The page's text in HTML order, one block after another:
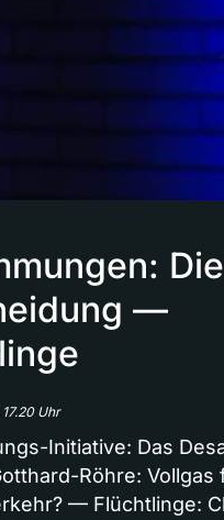
Die
—
Uhr
Initiative: Das
Röhre: Vollgas
— Flüchtlinge: